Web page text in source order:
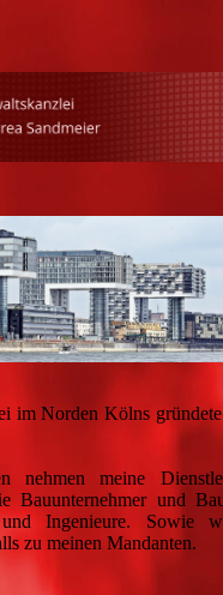
im Norden Kölns
nehmen meine
Bauunternehmer und
Ingenieure. Sowie
zu meinen Mandanten.